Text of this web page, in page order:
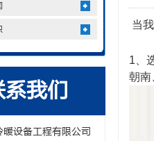
系我们
暖设备工程有限公司
当
1、
朝南